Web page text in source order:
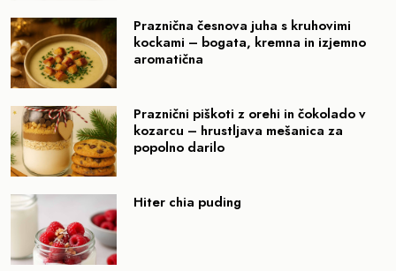
Praznična česnova juha s kruhovimi
kockami – bogata, kremna in izjemno
aromatična
Praznični piškoti z orehi in čokolado v
kozarcu – hrustljava mešanica za
popolno darilo
Hiter chia puding